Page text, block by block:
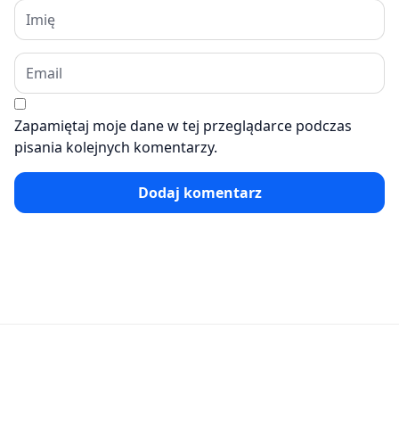
Zapamiętaj moje dane w tej przeglądarce podczas
pisania kolejnych komentarzy.
Dodaj komentarz